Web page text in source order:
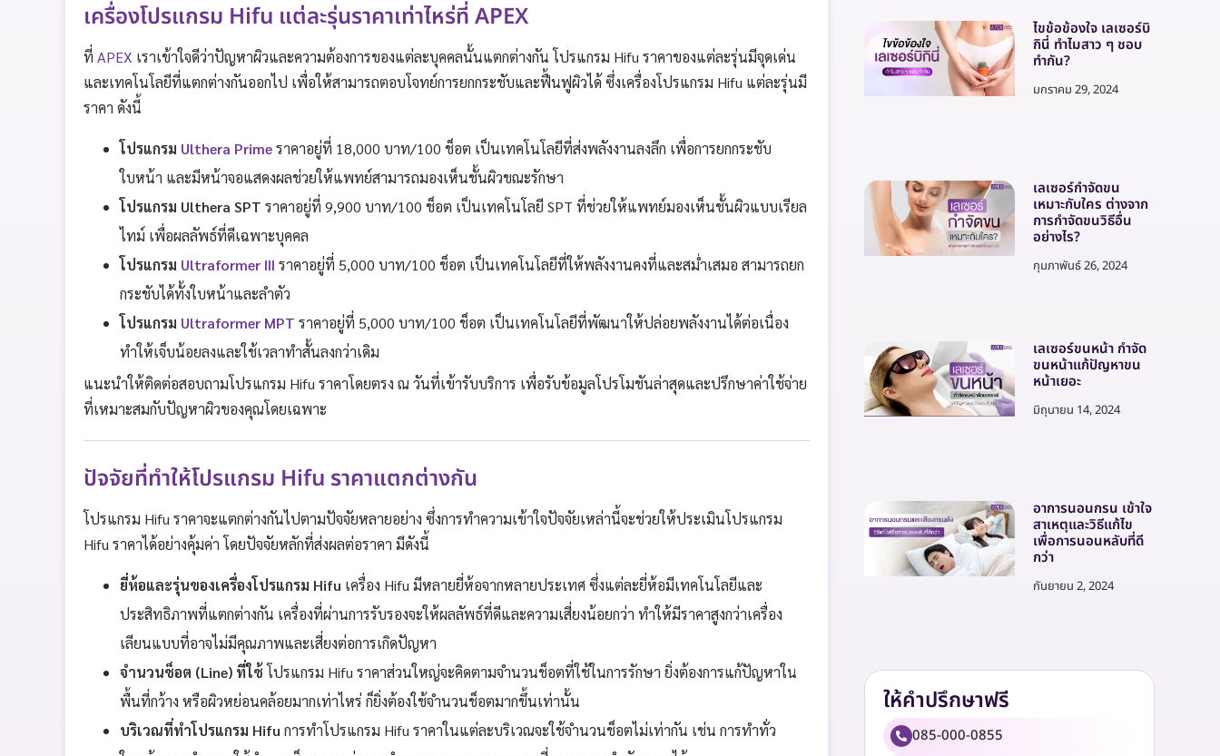
เครื่องโปรแกรม Hifu แต่ละรุ่นราคาเท่าไหร่ที่ APEX
ที่ APEX เราเข้าใจดีว่าปัญหาผิวและความต้องการของแต่ละบุคคลนั้นแตกต่างกัน โปรแกรม Hifu ราคาของแต่ละรุ่นมีจุดเด่น
และเทคโนโลยีที่แตกต่างกันออกไป เพื่อให้สามารถตอบโจทย์การยกกระชับและฟื้นฟูผิวได้ ซึ่งเครื่องโปรแกรม Hifu แต่ละรุ่นมี
ราคา ดังนี้
โปรแกรม Ulthera Primeราคาอยู่ที่ 18,000 บาท/100 ช็อต เป็นเทคโนโลยีที่ส่งพลังงานลงลึก เพื่อการยกกระชับ
ใบหน้า และมีหน้าจอแสดงผลช่วยให้แพทย์สามารถมองเห็นชั้นผิวขณะรักษา
โปรแกรม Ulthera SPT ราคาอยู่ที่ 9,900 บาท/100 ช็อต เป็นเทคโนโลยี SPT ที่ช่วยให้แพทย์มองเห็นชั้นผิวแบบเรียล
ไทม์ เพื่อผลลัพธ์ที่ดีเฉพาะบุคคล
โปรแกรม Ultraformer III ราคาอยู่ที่ 5,000 บาท/100 ช็อต เป็นเทคโนโลยีที่ให้พลังงานคงที่และสม่ำเสมอ สามารถยก
กระชับได้ทั้งใบหน้าและลำตัว
โปรแกรม Ultraformer MPT ราคาอยู่ที่ 5,000 บาท/100 ช็อต เป็นเทคโนโลยีที่พัฒนาให้ปล่อยพลังงานได้ต่อเนื่อง
ทำให้เจ็บน้อยลงและใช้เวลาทำสั้นลงกว่าเดิม
แนะนำให้ติดต่อสอบถามโปรแกรม Hifu ราคาโดยตรง ณ วันที่เข้ารับบริการ เพื่อรับข้อมูลโปรโมชันล่าสุดและปรึกษาค่าใช้จ่าย
ที่เหมาะสมกับปัญหาผิวของคุณโดยเฉพาะ
ปัจจัยที่ทำให้โปรแกรม Hifu ราคาแตกต่างกัน
โปรแกรม Hifu ราคาจะแตกต่างกันไปตามปัจจัยหลายอย่าง ซึ่งการทำความเข้าใจปัจจัยเหล่านี้จะช่วยให้ประเมินโปรแกรม
Hifu ราคาได้อย่างคุ้มค่า โดยปัจจัยหลักที่ส่งผลต่อราคา มีดังนี้
ยี่ห้อและรุ่นของเครื่องโปรแกรม Hifu เครื่อง Hifu มีหลายยี่ห้อจากหลายประเทศ ซึ่งแต่ละยี่ห้อมีเทคโนโลยีและ
ประสิทธิภาพที่แตกต่างกัน เครื่องที่ผ่านการรับรองจะให้ผลลัพธ์ที่ดีและความเสี่ยงน้อยกว่า ทำให้มีราคาสูงกว่าเครื่อง
เลียนแบบที่อาจไม่มีคุณภาพและเสี่ยงต่อการเกิดปัญหา
จำนวนช็อต (Line) ที่ใช้โปรแกรม Hifu ราคาส่วนใหญ่จะคิดตามจำนวนช็อตที่ใช้ในการรักษา ยิ่งต้องการแก้ปัญหาใน
พื้นที่กว้าง หรือผิวหย่อนคล้อยมากเท่าไหร่ ก็ยิ่งต้องใช้จำนวนช็อตมากขึ้นเท่านั้น
บริเวณที่ทำโปรแกรม Hifu การทำโปรแกรม Hifu ราคาในแต่ละบริเวณจะใช้จำนวนช็อตไม่เท่ากัน เช่น การทำทั่ว
ไขข้อข้องใจ เลเซอร์บิ
กินี่ ทำไมสาว ๆ ชอบ
ทำกัน?
มกราคม 29, 2024
เลเซอร์กำจัดขน
เหมาะกับใคร ต่างจาก
การกำจัดขนวิธีอื่น
อย่างไร?
กุมภาพันธ์ 26, 2024
เลเซอร์ขนหน้า กำจัด
ขนหน้าแก้ปัญหาขน
หน้าเยอะ
มิถุนายน 14, 2024
อาการนอนกรน เข้าใจ
สาเหตุและวิธีแก้ไข
เพื่อการนอนหลับที่ดี
กว่า
กันยายน 2, 2024
ให้คำปรึกษาฟรี
085-000-0855